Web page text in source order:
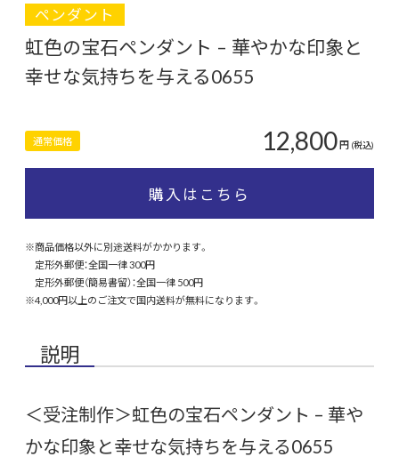
ペンダント
虹色の宝石ペンダント – 華やかな印象と
幸せな気持ちを与える0655
通常価格 12,800円 (税込)
購入はこちら
※商品価格以外に別途送料がかかります。
定形外郵便：全国一律 300円
定形外郵便（簡易書留）：全国一律 500円
※4,000円以上のご注文で国内送料が無料になります。
説明
＜受注制作＞虹色の宝石ペンダント – 華や
かな印象と幸せな気持ちを与える0655